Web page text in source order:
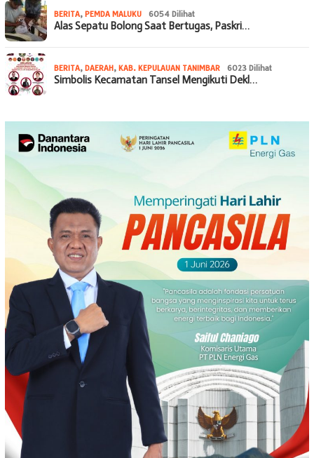
BERITA, PEMDA MALUKU 6054 Dilihat
Alas Sepatu Bolong Saat Bertugas, Paskri…
BERITA, DAERAH, KAB. KEPULAUAN TANIMBAR 6023 Dilihat
Simbolis Kecamatan Tansel Mengikuti Dekl…